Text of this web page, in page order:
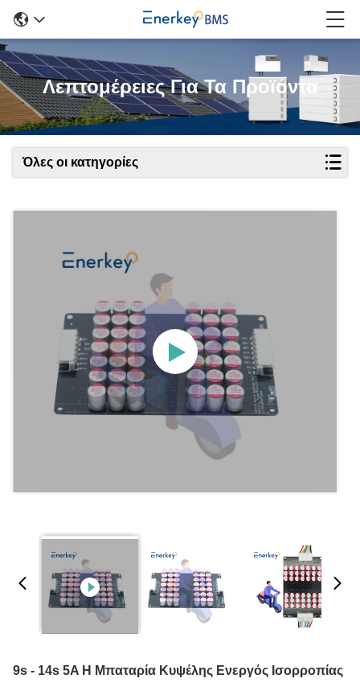
Λεπτομέρειες Για Τα Προϊόντα
Όλες οι κατηγορίες
9s - 14s 5A Η Μπαταρία Κυψέλης Ενεργός Ισορροπίας